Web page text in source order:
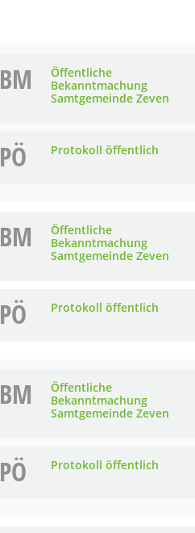
BM
Öffentliche
Bekanntmachung
Samtgemeinde Zeven
PÖ Protokoll öffentlich
BM
Öffentliche
Bekanntmachung
Samtgemeinde Zeven
PÖ Protokoll öffentlich
BM
Öffentliche
Bekanntmachung
Samtgemeinde Zeven
PÖ Protokoll öffentlich